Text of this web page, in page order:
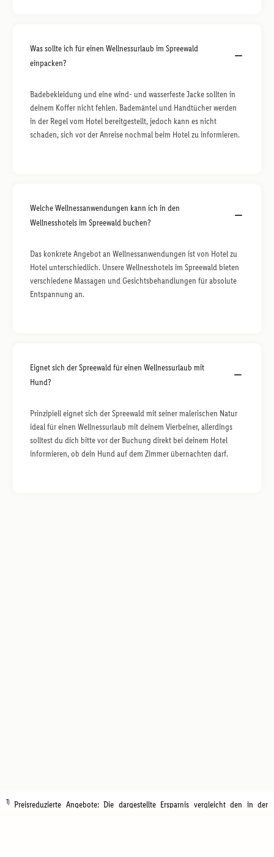
Was sollte ich für einen Wellnessurlaub im Spreewald
einpacken?
Badebekleidung und eine wind- und wasserfeste Jacke sollten in
deinem Koffer nicht fehlen. Bademäntel und Handtücher werden
in der Regel vom Hotel bereitgestellt, jedoch kann es nicht
schaden, sich vor der Anreise nochmal beim Hotel zu informieren.
Welche Wellnessanwendungen kann ich in den
Wellnesshotels im Spreewald buchen?
Das konkrete Angebot an Wellnessanwendungen ist von Hotel zu
Hotel unterschiedlich. Unsere Wellnesshotels im Spreewald bieten
verschiedene Massagen und Gesichtsbehandlungen für absolute
Entspannung an.
Eignet sich der Spreewald für einen Wellnessurlaub mit
Hund?
Prinzipiell eignet sich der Spreewald mit seiner malerischen Natur
ideal für einen Wellnessurlaub mit deinem Vierbeiner, allerdings
solltest du dich bitte vor der Buchung direkt bei deinem Hotel
informieren, ob dein Hund auf dem Zimmer übernachten darf.
1) Preisreduzierte Angebote: Die dargestellte Ersparnis vergleicht den in der